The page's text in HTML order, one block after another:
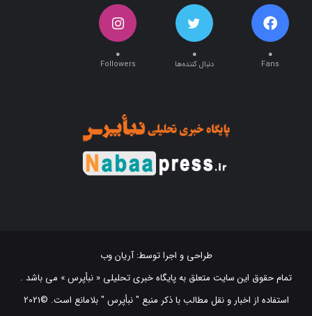
۰ ۰ ۰
تمام حقوق این سایت متعلق به پایگاه خبری تحلیلی « نبأپرس » می باشد .
استفاده از اخبار و نقل مطالب با ذکر منبع "‌ نبأپرس " بلامانع است. ©2021
NabaaPress News Agency (www.nabaapress.ir). All rights reserved